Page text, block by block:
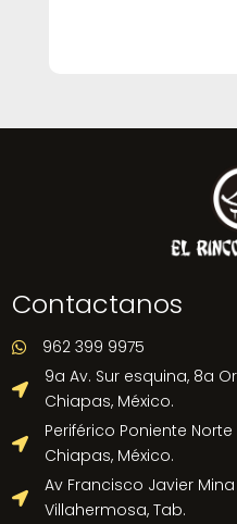
Contactanos
 962 399 9975

9a Av. Sur esquina, 8a
Chiapas, México.

Periférico Poniente Norte
Chiapas, México.

Av Francisco Javier
Villahermosa, Tab.